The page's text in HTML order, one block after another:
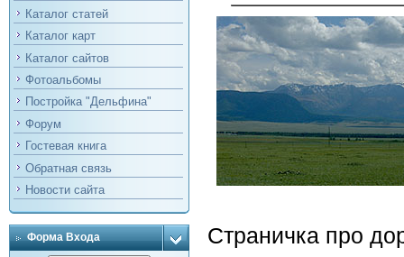
Каталог статей
Каталог карт
Каталог сайтов
Фотоальбомы
Постройка "Дельфина"
Форум
Гостевая книга
Обратная связь
Новости сайта
Форма Входа
Страничка про